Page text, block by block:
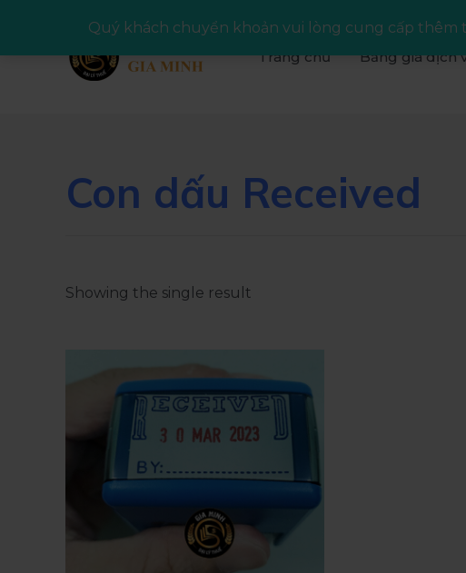
Trang chủ Bảng giá dịch
Con dấu Received
Showing the single result
Quý khách chuyển khoản vui lòng cung cấp